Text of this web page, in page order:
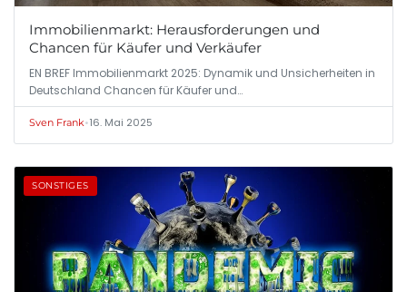
Immobilienmarkt: Herausforderungen und
Chancen für Käufer und Verkäufer
EN BREF Immobilienmarkt 2025: Dynamik und Unsicherheiten in
Deutschland Chancen für Käufer und…
Sven Frank•16. Mai 2025
SONSTIGES